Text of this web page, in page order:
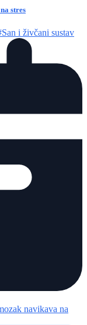
stres
i živčani sustav
navikava na